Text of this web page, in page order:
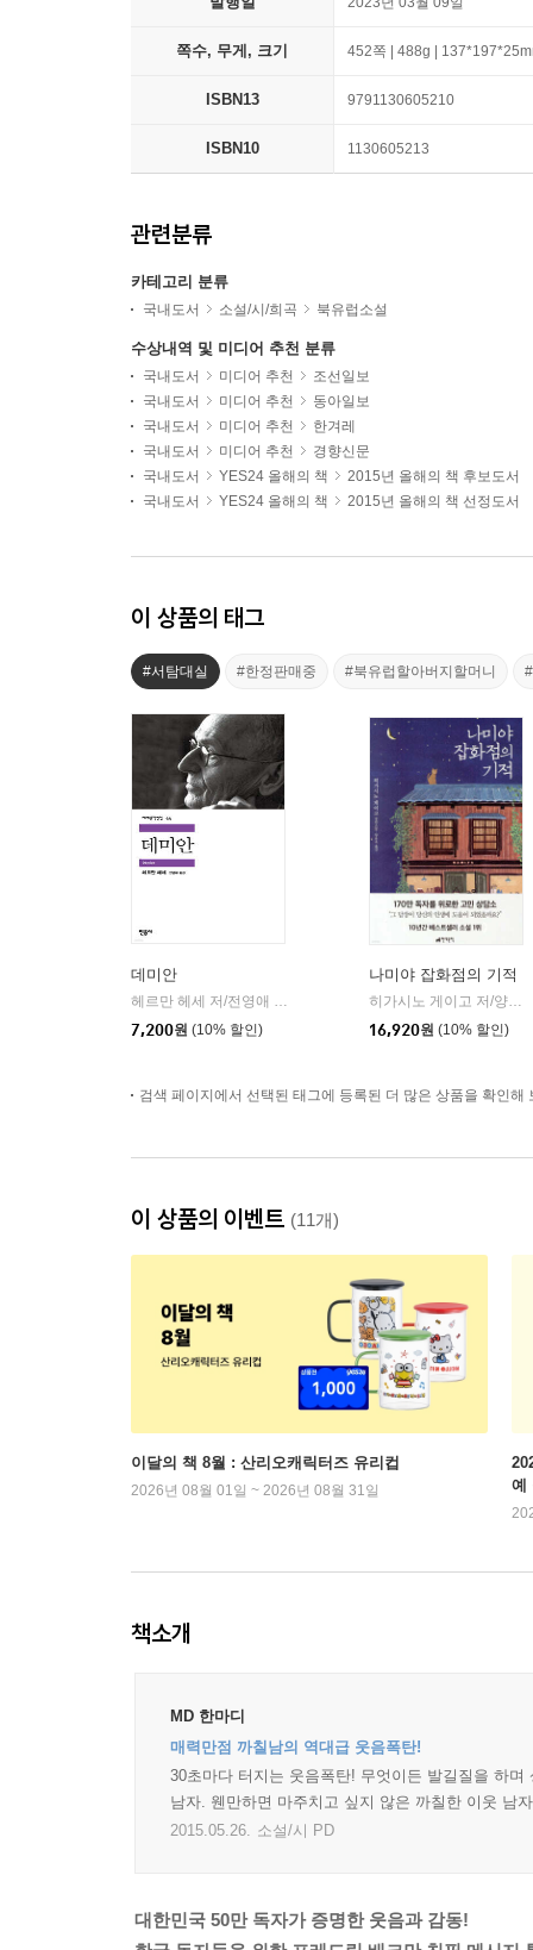
쪽수, 무게, 크기 452쪽 | 488g |
ISBN13 9791130605210
ISBN10 1130605213
관련분류
카테고리 분류
국내도서 소설/시/희곡 북유럽소설
수상내역 및 미디어 추천 분류
국내도서 미디어 추천
조선일보
국내도서
미디어 추천
동아일보
국내도서
미디어 추천
한겨레
국내도서
미디어 추천
경향신문
국내도서
YES24 올해의 책
2015년 올해의 책 후보도서
국내도서
YES24 올해의 책 2015년 올해의 책 선정도서
이 상품의 태그
#서탐대실 #한정판매중 #북유럽할아버지할머니
데미안
헤르만 헤세 저/전영애 역
7,200원 (10% 할인)
나미야 잡화점의 기적
히가시노 게이고 저/양윤옥 역
16,920원 (10% 할인)
검색 페이지에서 선택된 태그에 등록된 더 많은 상품을 확인해
이 상품의 이벤트 (11개)
이달의 책 8월 : 산리오캐릭터즈 유리컵
2026년 08월 01일 ~ 2026년 08월 31일
예
책소개
MD 한마디
매력만점 까칠남의 역대급 웃음폭탄!
30초마다 터지는 웃음폭탄! 무엇이든 발길질을 하
남자. 웬만하면 마주치고 싶지 않은 까칠한 이웃 남
2015.05.26. 소설/시 PD
대한민국 50만 독자가 증명한 웃음과 감동!